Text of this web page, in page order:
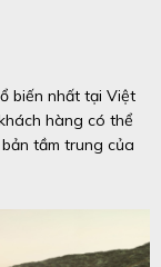
biến nhất tại Việt
hàng có thể
tầm trung của